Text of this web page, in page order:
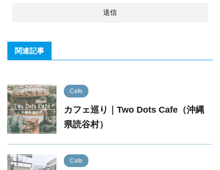
関連記事
Cafe
カフェ巡り｜Two Dots Cafe（沖縄
県読谷村）
Cafe